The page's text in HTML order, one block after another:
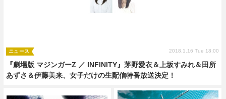
『劇場版 マジンガーZ ／ INFINITY』茅野愛衣＆上坂すみれ＆田所
あずさ＆伊藤美来、女子だけの生配信特番放送決定！
ニュース 2018.1.16 Tue 18:00